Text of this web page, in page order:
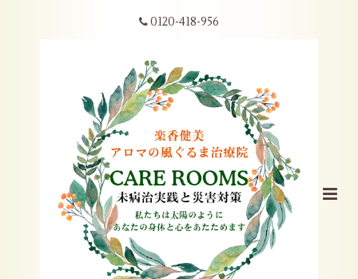
0120-418-956